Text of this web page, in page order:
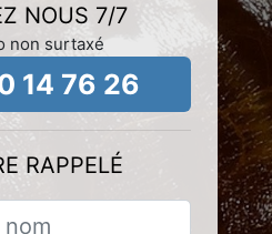
NOUS 7/7
non surtaxé
14 76 26
RAPPELÉ